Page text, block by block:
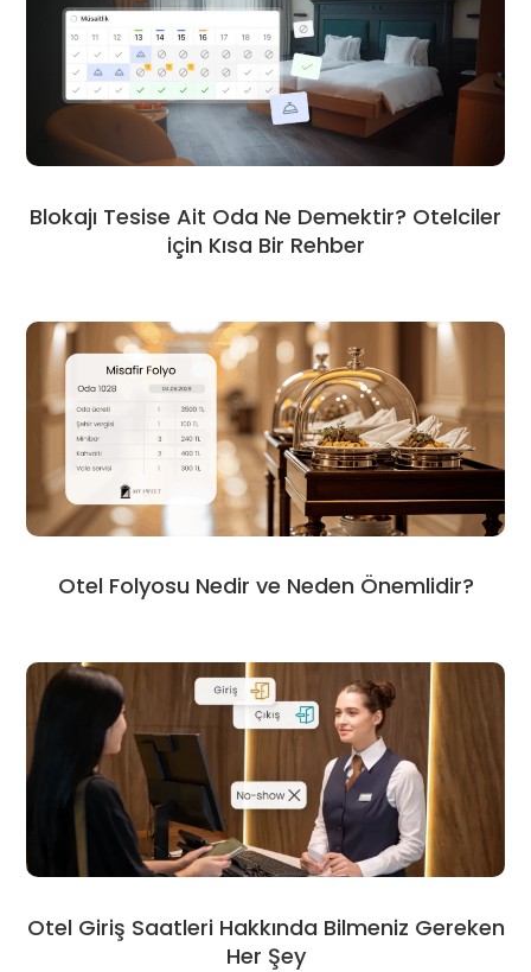
Blokajı Tesise Ait Oda Ne Demektir? Otelciler
için Kısa Bir Rehber
Otel Folyosu Nedir ve Neden Önemlidir?
Otel Giriş Saatleri Hakkında Bilmeniz Gereken
Her Şey